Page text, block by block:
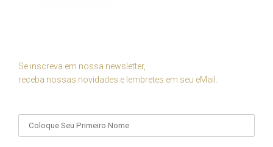
Se inscreva em nossa newsletter,
receba nossas novidades e lembretes em seu eMail.